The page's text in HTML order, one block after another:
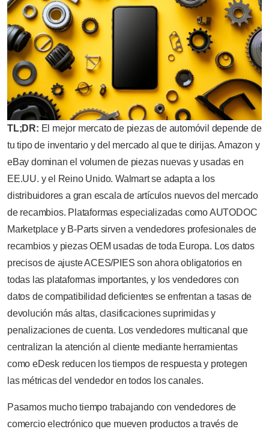
TL;DR: El mejor mercato de piezas de automóvil depende de
tu tipo de inventario y del mercado al que te dirijas. Amazon y
eBay dominan el volumen de piezas nuevas y usadas en
EE.UU. y el Reino Unido. Walmart se adapta a los
distribuidores a gran escala de artículos nuevos del mercado
de recambios. Plataformas especializadas como AUTODOC
Marketplace y B-Parts sirven a vendedores profesionales de
recambios y piezas OEM usadas de toda Europa. Los datos
precisos de ajuste ACES/PIES son ahora obligatorios en
todas las plataformas importantes, y los vendedores con
datos de compatibilidad deficientes se enfrentan a tasas de
devolución más altas, clasificaciones suprimidas y
penalizaciones de cuenta. Los vendedores multicanal que
centralizan la atención al cliente mediante herramientas
como eDesk reducen los tiempos de respuesta y protegen
las métricas del vendedor en todos los canales.
Pasamos mucho tiempo trabajando con vendedores de
comercio electrónico que mueven productos a través de